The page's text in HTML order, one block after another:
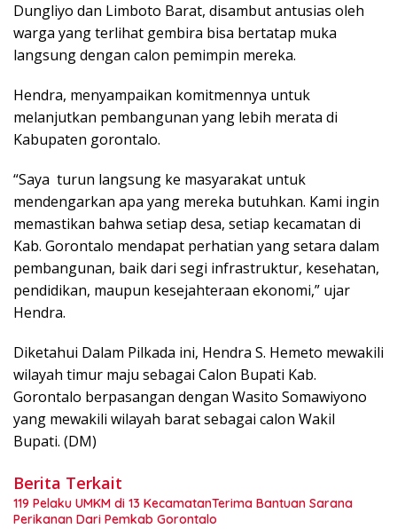
Dungliyo dan Limboto Barat, disambut antusias oleh
warga yang terlihat gembira bisa bertatap muka
langsung dengan calon pemimpin mereka.
Hendra, menyampaikan komitmennya untuk
melanjutkan pembangunan yang lebih merata di
Kabupaten gorontalo.
“Saya turun langsung ke masyarakat untuk
mendengarkan apa yang mereka butuhkan. Kami ingin
memastikan bahwa setiap desa, setiap kecamatan di
Kab. Gorontalo mendapat perhatian yang setara dalam
pembangunan, baik dari segi infrastruktur, kesehatan,
pendidikan, maupun kesejahteraan ekonomi,” ujar
Hendra.
Diketahui Dalam Pilkada ini, Hendra S. Hemeto mewakili
wilayah timur maju sebagai Calon Bupati Kab.
Gorontalo berpasangan dengan Wasito Somawiyono
yang mewakili wilayah barat sebagai calon Wakil
Bupati. (DM)
Berita Terkait
119 Pelaku UMKM di 13 KecamatanTerima Bantuan Sarana
Perikanan Dari Pemkab Gorontalo